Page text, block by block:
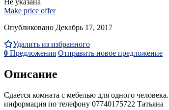
Make price offer
Опубликовано Декабрь 17, 2017
Удалить из избранного
0 Предложения Отправить новое предложение
Описание
Сдается комната с мебелью для одного
информация по телефону 07740175722 Татьяна